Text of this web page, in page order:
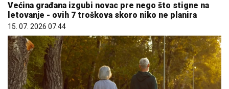
Većina građana izgubi novac pre nego što stigne na
letovanje - ovih 7 troškova skoro niko ne planira
15. 07. 2026 07:44